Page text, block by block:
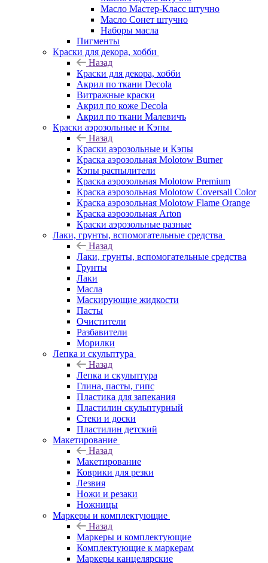
Масло Мастер-Класс штучно
Масло Сонет штучно
Наборы масла
Пигменты
Краски для декора, хобби
Назад
Краски для декора, хобби
Акрил по ткани Decola
Витражные краски
Акрил по коже Decola
Акрил по ткани Малевичъ
Краски аэрозольные и Кэпы
Назад
Краски аэрозольные и Кэпы
Краска аэрозольная Molotow Burner
Кэпы распылители
Краска аэрозольная Molotow Premium
Краска аэрозольная Molotow Coversall Color
Краска аэрозольная Molotow Flame Orange
Краска аэрозольная Arton
Краски аэрозольные разные
Лаки, грунты, вспомогательные средства
Назад
Лаки, грунты, вспомогательные средства
Грунты
Лаки
Масла
Маскирующие жидкости
Пасты
Очистители
Разбавители
Морилки
Лепка и скульптура
Назад
Лепка и скульптура
Глина, пасты, гипс
Пластика для запекания
Пластилин скульптурный
Стеки и доски
Пластилин детский
Макетирование
Назад
Макетирование
Коврики для резки
Лезвия
Ножи и резаки
Ножницы
Маркеры и комплектующие
Назад
Маркеры и комплектующие
Комплектующие к маркерам
Маркеры канцелярские